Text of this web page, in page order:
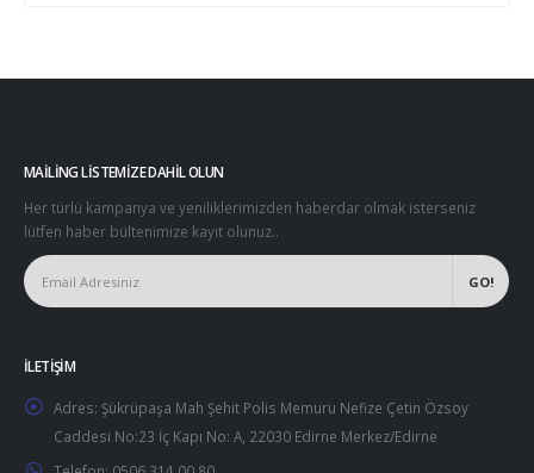
MAILING LISTEMIZE DAHIL OLUN
Her türlü kampanya ve yeniliklerimizden haberdar olmak isterseniz
lütfen haber bültenimize kayıt olunuz..
İLETIŞIM
Adres: Şükrüpaşa Mah Şehit Polis Memuru Nefize Çetin Özsoy
Caddesi No:23 İç Kapı No: A, 22030 Edirne Merkez/Edirne